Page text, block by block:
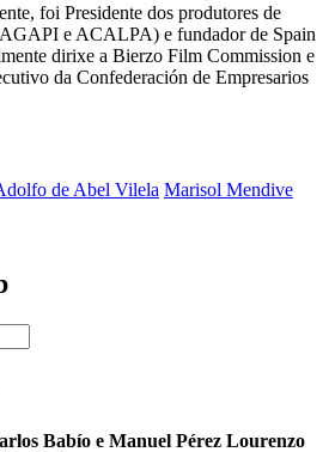
foi Presidente dos produtores de
e ACALPA) e fundador de Spain
dirixe a Bierzo Film Commission e
da Confederación de Empresarios
de Abel Vilela Marisol Mendive
Babío e Manuel Pérez Lourenzo